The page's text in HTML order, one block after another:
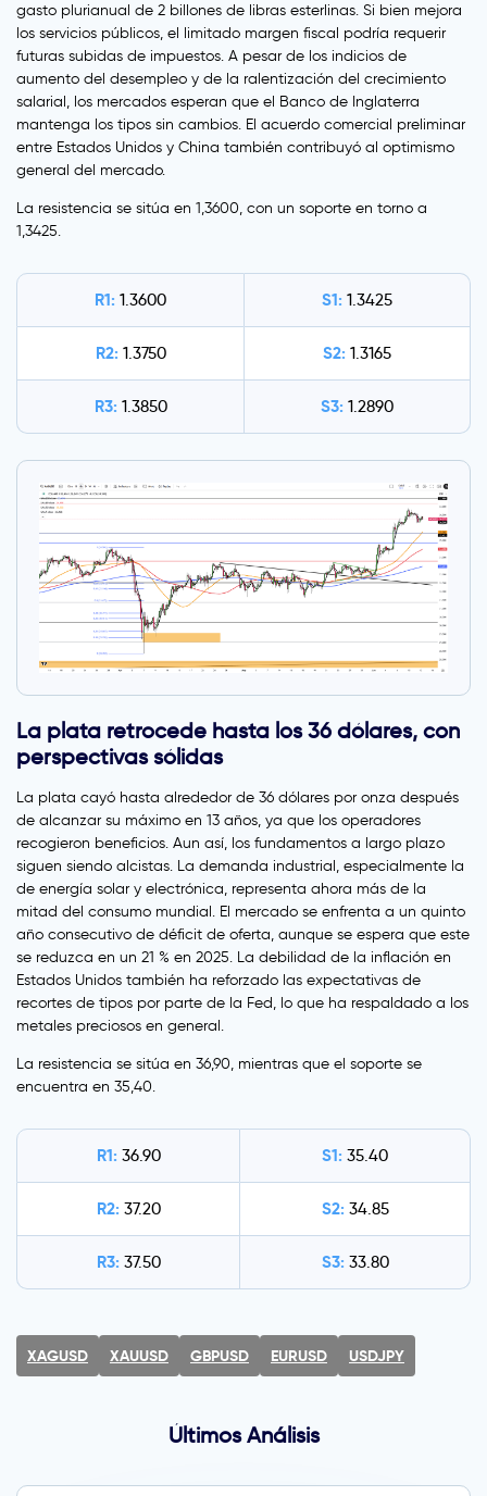
gasto plurianual de 2 billones de libras esterlinas. Si bien mejora
los servicios públicos, el limitado margen fiscal podría requerir
futuras subidas de impuestos. A pesar de los indicios de
aumento del desempleo y de la ralentización del crecimiento
salarial, los mercados esperan que el Banco de Inglaterra
mantenga los tipos sin cambios. El acuerdo comercial preliminar
entre Estados Unidos y China también contribuyó al optimismo
general del mercado.
La resistencia se sitúa en 1,3600, con un soporte en torno a
1,3425.
R1: 1.3600 S1: 1.3425
R2: 1.3750 S2: 1.3165
R3: 1.3850 S3: 1.2890
La plata retrocede hasta los 36 dólares, con
perspectivas sólidas
La plata cayó hasta alrededor de 36 dólares por onza después
de alcanzar su máximo en 13 años, ya que los operadores
recogieron beneficios. Aun así, los fundamentos a largo plazo
siguen siendo alcistas. La demanda industrial, especialmente la
de energía solar y electrónica, representa ahora más de la
mitad del consumo mundial. El mercado se enfrenta a un quinto
año consecutivo de déficit de oferta, aunque se espera que este
se reduzca en un 21 % en 2025. La debilidad de la inflación en
Estados Unidos también ha reforzado las expectativas de
recortes de tipos por parte de la Fed, lo que ha respaldado a los
metales preciosos en general.
La resistencia se sitúa en 36,90, mientras que el soporte se
encuentra en 35,40.
R1: 36.90 S1: 35.40
R2: 37.20 S2: 34.85
R3: 37.50 S3: 33.80
XAGUSD XAUUSD GBPUSD EURUSD USDJPY
Últimos Análisis